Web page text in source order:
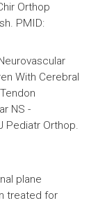
Orthop
PMID:
With Cerebral
NS -
Pediatr Orthop.
plane
treated for